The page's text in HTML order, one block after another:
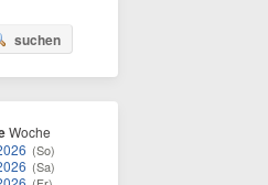
suchen
Woche
(So)
(Sa)